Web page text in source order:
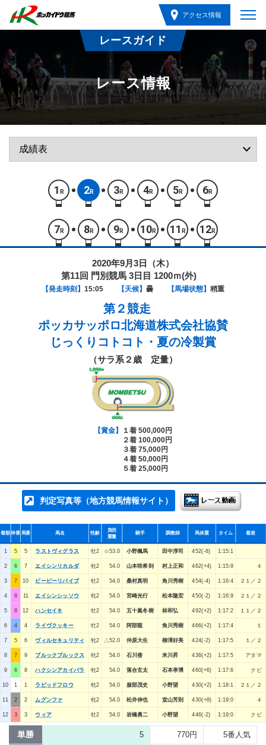
アクセス情報
レースガイド
レース情報
1 R 2R 3R 4R 5R 6R
7 R 8R 9R 10R 11 R 12R
2020年9月3日（木）
第11回 門別競馬 3日目 1200ｍ(外)
【発走時刻】 15:05 【天候】 曇 【馬場状態】 稍重
第２競走
ポッカサッポロ北海道株式会社協賛
じっくりコトコト・夏の冷製賞
（サラ系２歳 定量）
【賞金】
１着 500,000円
２着 100,000円
３着 75,000円
４着 50,000円
５着 25,000円
判定写真等（地方競馬情報サイト）
着順枠番 馬番 馬名 性齢
負担
重量
騎手 調教師 馬体重 タイム 着差
1 5 5 ラストヴィグラス 牡2 ☆53.0 小野楓馬 田中淳司 452(-8) 1:15:1
2 6 7 エイシンリカルダ 牝2 54.0 山本咲希到 村上正和 462(+4) 1:15:9 ４
3 7 10 ビービーリバイブ 牡2 54.0 桑村真明 角川秀樹 454(-4) 1:16:4 ２１／２
4 8 11 エイシンシッソウ 牝2 54.0 宮崎光行 松本隆宏 450(-2) 1:16:9 ２１／２
5 8 12 ハンセイキ 牡2 54.0 五十嵐冬樹 林和弘 492(+2) 1:17:2 １１／２
6 4 4 ライヴクッキー 牡2 54.0 阿部龍 角川秀樹 466(+2) 1:17:4 １
7 5 6 ヴィルセキュリティ 牝2 △52.0 仲原大生 柳澤好美 424(-2) 1:17:5 １／２
8 7 9 ブルックブルックス 牝2 54.0 石川倭 米川昇 436(+2) 1:17:5 アタマ
9 6 8 ハクシンアカイバラ 牝2 54.0 落合玄太 石本孝博 460(+6) 1:17:6 クビ
10 1 1 ラピッドフロウ 牝2 54.0 服部茂史 小野望 430(+2) 1:18:1 ２１／２
11 2 2 ムグンファ 牝2 54.0 松井伸也 堂山芳則 430(+8) 1:19:0 ４
12 3 3 ウィア 牡2 54.0 岩橋勇二 小野望 446(-2) 1:19:0 クビ
単勝 5 770円 5番人気